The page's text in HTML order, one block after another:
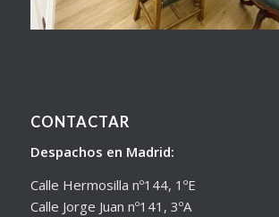
CONTACTAR
Despachos en Madrid:
Calle Hermosilla nº144, 1ºE
Calle Jorge Juan nº141, 3ºA